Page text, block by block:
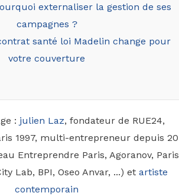
externaliser la gestion de ses
campagnes ?
santé loi Madelin change pour
votre couverture
: julien Laz, fondateur de RUE24,
1997, multi-entrepreneur depuis 20
Entreprendre Paris, Agoranov, Paris
Lab, BPI, Oseo Anvar, ...) et artiste
contemporain